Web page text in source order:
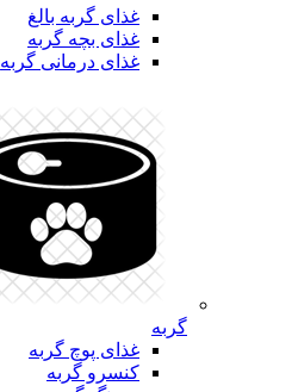
غذای گربه بالغ
غذای بچه گربه
غذای درمانی گربه
گربه
غذای پوچ گربه
کنسرو گربه